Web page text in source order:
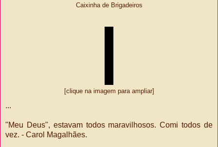
Caixinha de Brigadeiros
[clique na imagem para ampliar]
...
"Meu Deus", estavam todos maravilhosos. Comi todos de
vez. - Carol Magalhães.